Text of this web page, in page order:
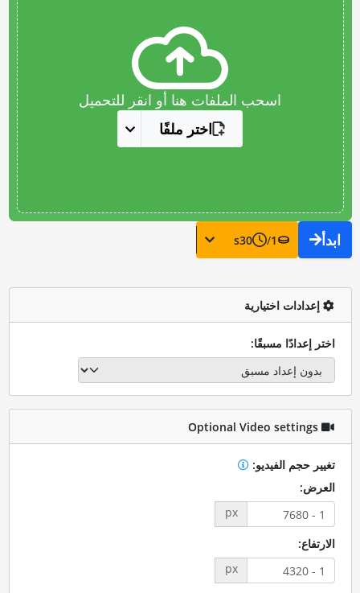
اسحب الملفات هنا أو انقر للتحميل
اختر ملفًا
ابدأ 1
/
30
s
إعدادات اختيارية
اختر إعدادًا مسبقًا:
Optional Video settings
تغيير حجم الفيديو:
العرض:
px
الارتفاع:
px